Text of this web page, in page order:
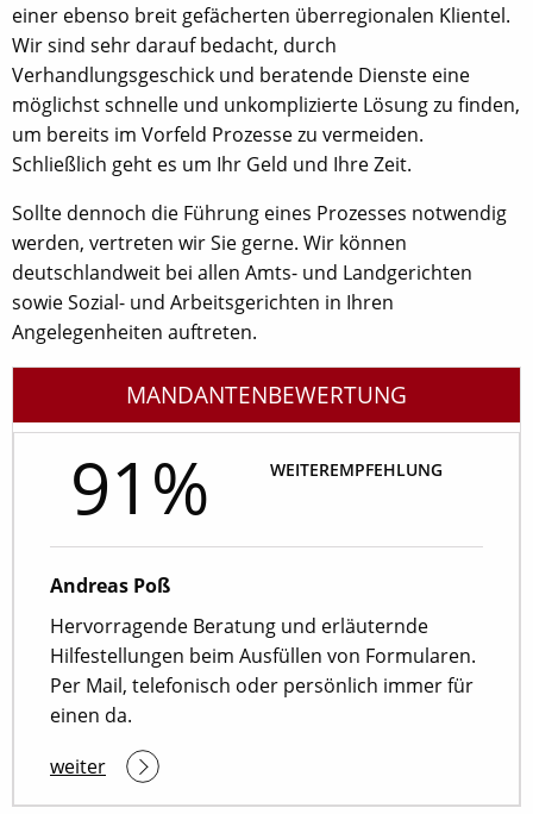
einer ebenso breit gefächerten überregionalen Klientel.
Wir sind sehr darauf bedacht, durch
Verhandlungsgeschick und beratende Dienste eine
möglichst schnelle und unkomplizierte Lösung zu finden,
um bereits im Vorfeld Prozesse zu vermeiden.
Schließlich geht es um Ihr Geld und Ihre Zeit.
Sollte dennoch die Führung eines Prozesses notwendig
werden, vertreten wir Sie gerne. Wir können
deutschlandweit bei allen Amts- und Landgerichten
sowie Sozial- und Arbeitsgerichten in Ihren
Angelegenheiten auftreten.
MANDANTENBEWERTUNG
91% WEITEREMPFEHLUNG
Andreas Poß
Hervorragende Beratung und erläuternde
Hilfestellungen beim Ausfüllen von Formularen.
Per Mail, telefonisch oder persönlich immer für
einen da.
weiter